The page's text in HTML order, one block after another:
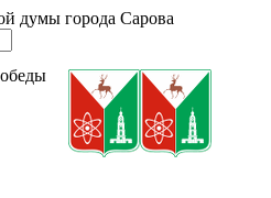
думы города Сарова